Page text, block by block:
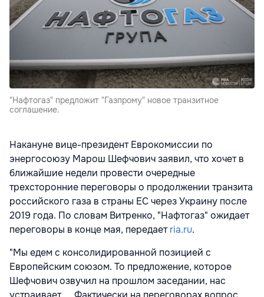
"Нафтогаз" предложит "Газпрому" новое транзитное
соглашение.
Накануне вице-президент Еврокомиссии по
энергосоюзу Марош Шефчович заявил, что хочет в
ближайшие недели провести очередные
трехсторонние переговоры о продолжении транзита
российского газа в страны ЕС через Украину после
2019 года. По словам Витренко, "Нафтогаз" ожидает
переговоры в конце мая, передаетria.ru.
"Мы едем с консолидированной позицией с
Европейским союзом. То предложение, которое
Шефчович озвучил на прошлом заседании, нас